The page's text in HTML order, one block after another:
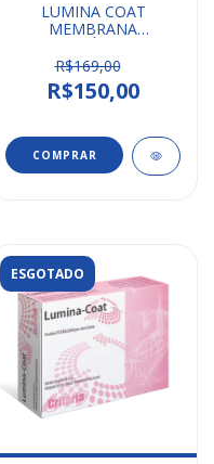
LUMINA COAT
MEMBRANA
ABSORVÍVEL 1X20X30
CRITERIA
R$169,00
R$150,00
ESGOTADO